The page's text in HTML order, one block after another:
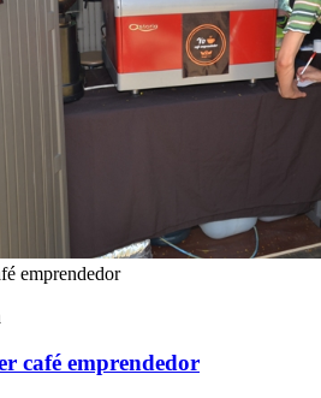
emprendedor
café emprendedor